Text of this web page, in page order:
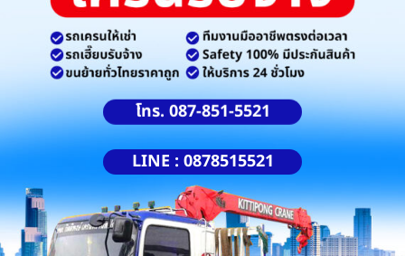
โทร. 087-851-5521
LINE : 0878515521